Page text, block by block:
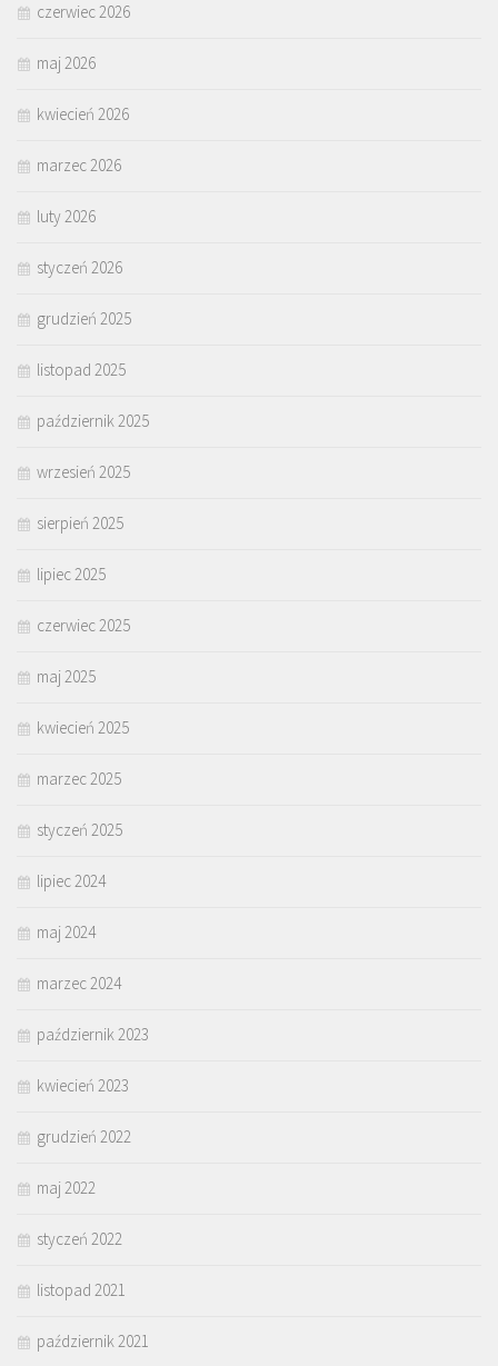
czerwiec 2026
maj 2026
kwiecień 2026
marzec 2026
luty 2026
styczeń 2026
grudzień 2025
listopad 2025
październik 2025
wrzesień 2025
sierpień 2025
lipiec 2025
czerwiec 2025
maj 2025
kwiecień 2025
marzec 2025
styczeń 2025
lipiec 2024
maj 2024
marzec 2024
październik 2023
kwiecień 2023
grudzień 2022
maj 2022
styczeń 2022
listopad 2021
październik 2021